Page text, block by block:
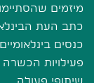
מיזמים שהסתיימו
כתב העת
כנסים בינלאומיים
פעילויות הכשרה